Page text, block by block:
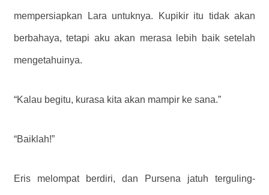
mempersiapkan Lara untuknya. Kupikir itu tidak akan
berbahaya, tetapi aku akan merasa lebih baik setelah
mengetahuinya.
“Kalau begitu, kurasa kita akan mampir ke sana.”
“Baiklah!”
Eris melompat berdiri, dan Pursena jatuh terguling-